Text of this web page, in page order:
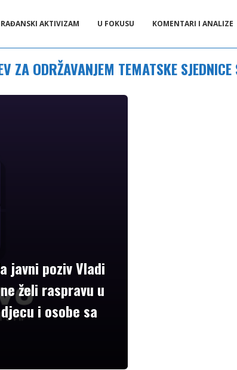
AKTIVIZAM U FOKUSU KOMENTARI I ANALIZE
ZA ODRŽAVANJEM TEMATSKE
javni poziv Vladi
želi raspravu u
i osobe sa